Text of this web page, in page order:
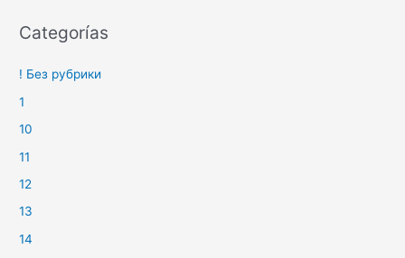
Categorías
! Без рубрики
1
10
11
12
13
14